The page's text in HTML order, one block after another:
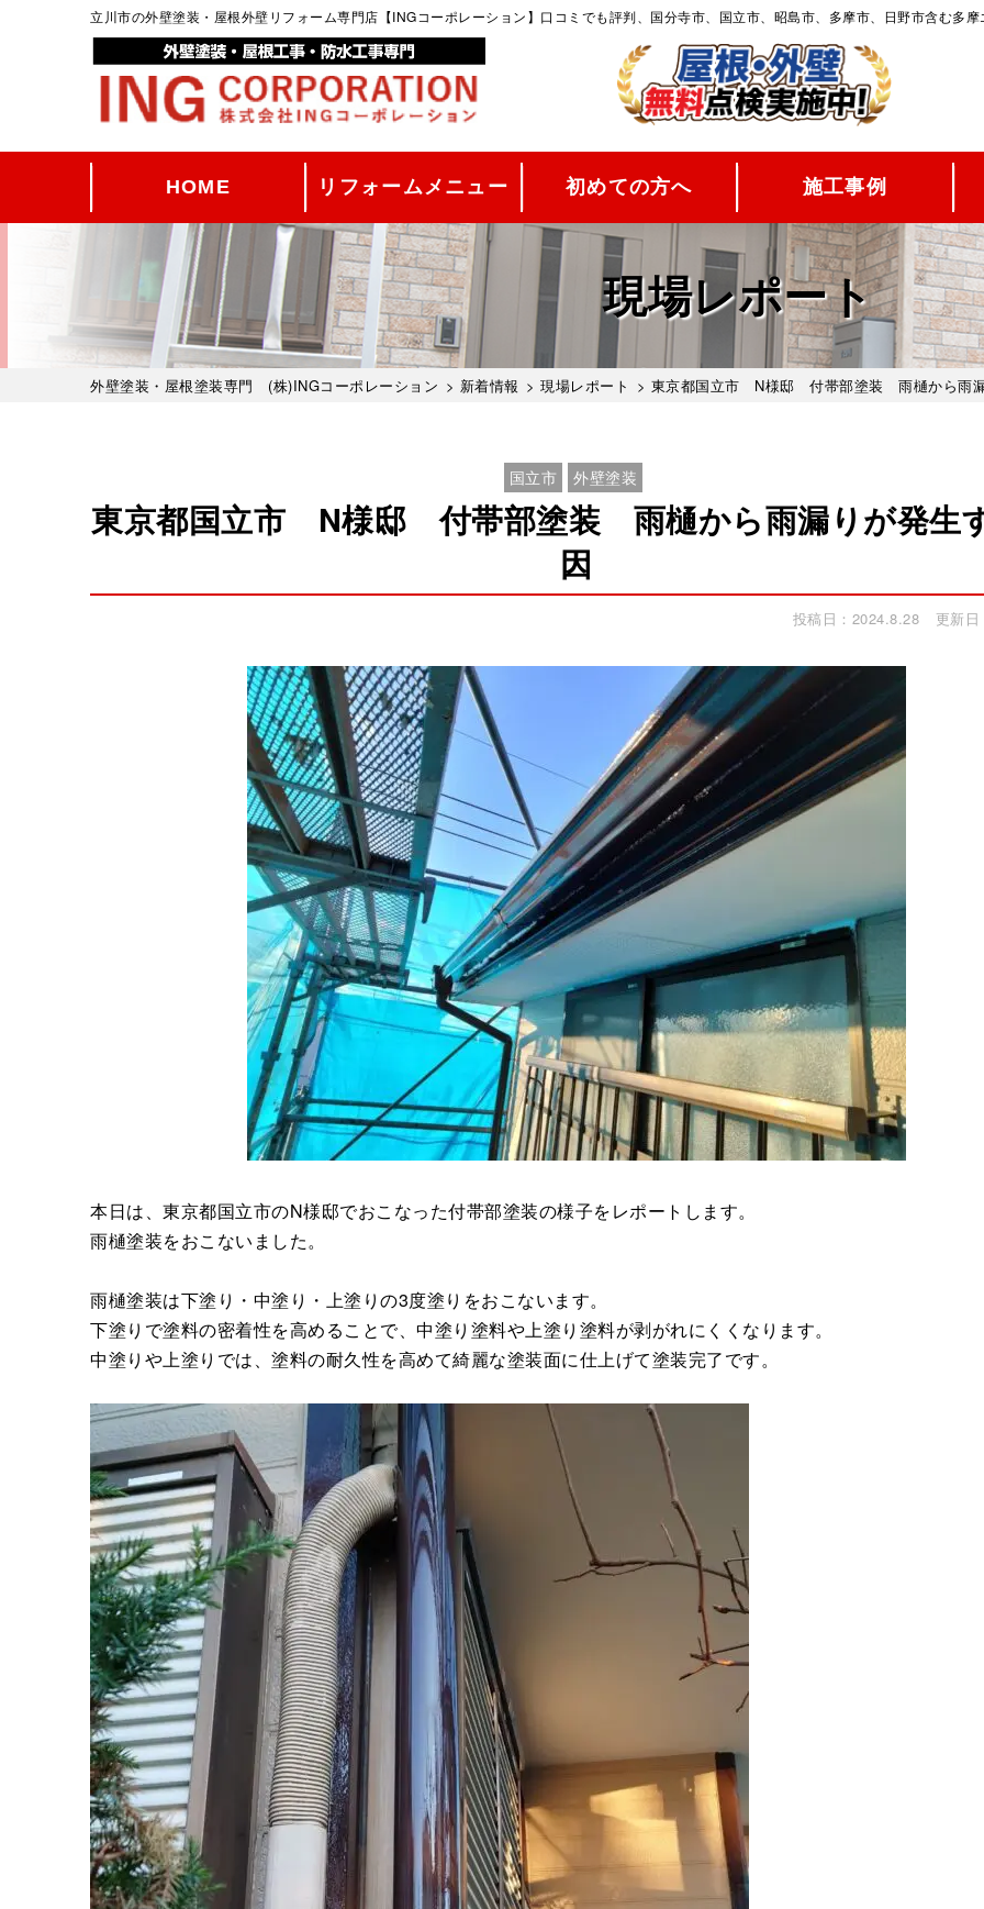
立川市の外壁塗装・屋根外壁リフォーム専門店【INGコーポレーション】口コミでも評判、国分寺市、国立市、昭島市、多摩市、日野市含む多
HOME リフォームメニュー 初めての方へ 施工事例
現場レポート
外壁塗装・屋根塗装専門 (株)INGコーポレーション > 新着情報 > 現場レポート > 東京都国立市 N様邸 付帯部塗装 雨樋から雨
国立市 外壁塗装
東京都国立市 N様邸 付帯部塗装 雨樋から雨漏りが発生
因
投稿日：2024.8.28 更新
本日は、東京都国立市のN様邸でおこなった付帯部塗装の様子をレポートします。
雨樋塗装をおこないました。
雨樋塗装は下塗り・中塗り・上塗りの3度塗りをおこないます。
下塗りで塗料の密着性を高めることで、中塗り塗料や上塗り塗料が剥がれにくくなります。
中塗りや上塗りでは、塗料の耐久性を高めて綺麗な塗装面に仕上げて塗装完了です。